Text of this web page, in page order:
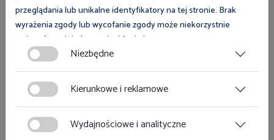
Termin wypłaty ekwiwalentu urlopowego
Nowela doprecyzowuje również termin wypłaty
ekwiwalentu pieniężnego za niewykorzystany urlop
wypoczynkowy. Wskazuje, że pracodawca dokonuje jego
wypłaty w terminie wypłaty wynagrodzenia ustalonym
zgodnie z art. 85 Kodeku pracy (art. 171 § 4 k.p.).
przeglądania lub unikalne identyfikatory na tej stronie. Brak
wyrażenia zgody lub wycofanie zgody może niekorzystnie
wpłynąć na niektóre cechy i funkcje.
Zgoda na pliki cookies jest dobrowolna i można ją wycofać lub
zmodyfikować w dowolnym momencie klikając w przycisk
ciasteczka w lewym dolnym rogu strony. Więcej informacji
znajdziesz w
Niezbędne
Kierunkowe i reklamowe
Wydajnościowe i analityczne